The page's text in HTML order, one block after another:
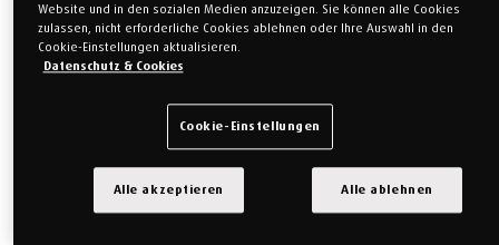
Einzelbett
100 x 200 cm
Sondermaß
Doppelbett
180 x 200 cm
Sondermaß
200 x 200 cm
Website und in den sozialen Medien anzuzeigen. Sie können alle Cookies
zulassen, nicht erforderliche Cookies ablehnen oder Ihre Auswahl in den
Cookie-Einstellungen aktualisieren.
Datenschutz & Cookies
Cookie-Einstellungen
Alle ablehnen
Alle akzeptieren